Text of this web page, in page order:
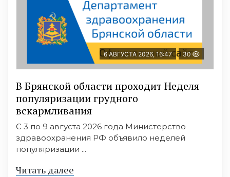
6 АВГУСТА 2026, 16:47 30
В Брянской области проходит Неделя
популяризации грудного
вскармливания
С 3 по 9 августа 2026 года Министерство
здравоохранения РФ объявило неделей
популяризации ...
Читать далее